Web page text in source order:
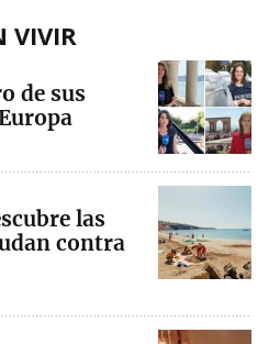
VIVIR
de sus
las
contra